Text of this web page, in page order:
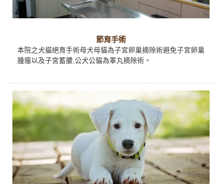
節育手術
本院之犬貓絕育手術母犬母貓為子宮卵巢摘除術避免子宮卵巢
腫瘤以及子宮蓄膿,公犬公貓為睪丸摘除術。